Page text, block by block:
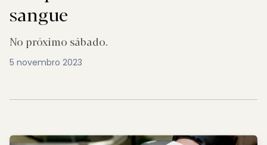
sangue
No próximo sábado.
5 novembro 2023